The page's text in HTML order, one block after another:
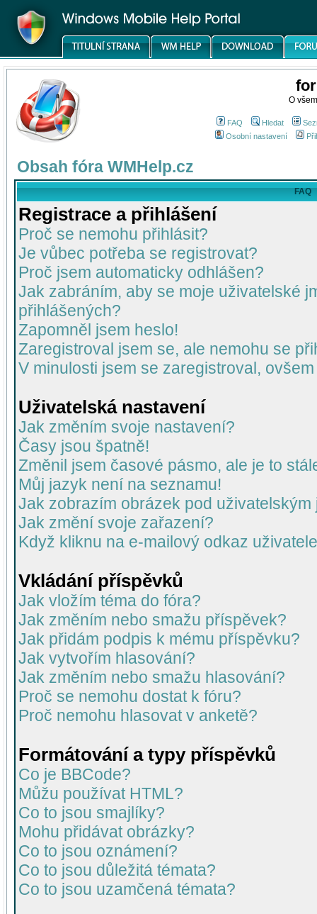
O
FAQ Hledat
Osobní nastavení
Obsah fóra WMHelp.cz
FAQ
Registrace a přihlášení
Proč se nemohu přihlásit?
Je vůbec potřeba se registrovat?
Proč jsem automaticky odhlášen?
Jak zabráním, aby se moje uživatelské
přihlášených?
Zapomněl jsem heslo!
Zaregistroval jsem se, ale nemohu se
V minulosti jsem se zaregistroval,
Uživatelská nastavení
Jak změním svoje nastavení?
Časy jsou špatně!
Změnil jsem časové pásmo, ale je to
Můj jazyk není na seznamu!
Jak zobrazím obrázek pod uživatelským
Jak změní svoje zařazení?
Když kliknu na e-mailový odkaz
Vkládání příspěvků
Jak vložím téma do fóra?
Jak změním nebo smažu příspěvek?
Jak přidám podpis k mému příspěvku?
Jak vytvořím hlasování?
Jak změním nebo smažu hlasování?
Proč se nemohu dostat k fóru?
Proč nemohu hlasovat v anketě?
Formátování a typy příspěvků
Co je BBCode?
Můžu používat HTML?
Co to jsou smajlíky?
Mohu přidávat obrázky?
Co to jsou oznámení?
Co to jsou důležitá témata?
Co to jsou uzamčená témata?